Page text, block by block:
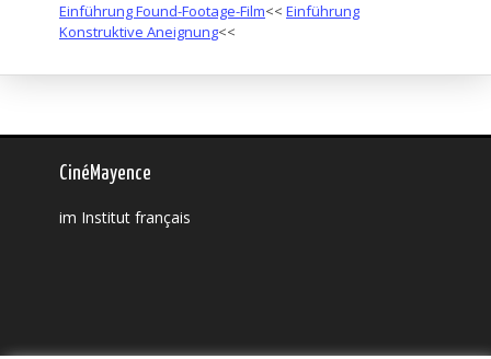
Einführung Found-Footage-Film<< Einführung
Konstruktive Aneignung<<
CinéMayence
im Institut français